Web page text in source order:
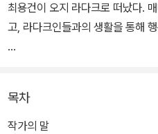
최용건이 오지 라다크로 떠났다.
고, 라다크인들과의 생활을 통해
고 부침개를 해먹는다. 해가 뜨면
들의 모습에서 저자는 새로운 삶을
목차
작가의 말